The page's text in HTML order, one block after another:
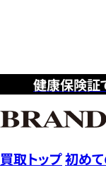
健康保険証
買取トップ初め